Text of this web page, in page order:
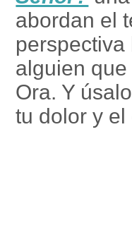
abordan el
alguien
Ora. Y
tu dolor y el